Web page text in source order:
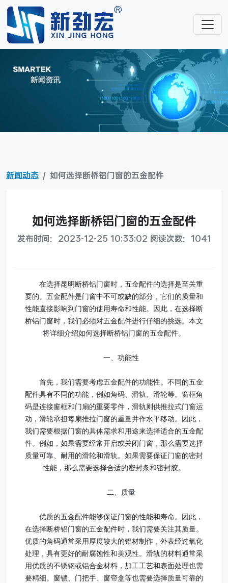
新闻动态 如何选择断桥铝门窗的五金配件
如何选择断桥铝门窗的五金配件
发布时间：2023-12-25 10:33:02 阅读次数：1041
在选择昆明断桥铝门窗时，五金配件的选择是至关重
要的。五金配件是门窗中不可或缺的部分，它们的质量和
性能直接影响到门窗的使用寿命和性能。因此，在选择断
桥铝门窗时，我们必须对五金配件进行仔细的挑选。本文
将详细介绍如何选择断桥铝门窗的五金配件。
一、功能性
首先，我们需要考虑五金配件的功能性。不同的五金
配件具有不同的功能，例如角码、滑轨、滑轮等。窗框角
码是连接窗框和门扇的重要零件，滑轨则供推拉式门窗运
动，滑轮承担每扇推拉门窗的重量并作水平移动。因此，
我们需要根据门窗的具体需求和用途来选择适合的五金配
件。例如，如果需要经常开启或关闭门窗，那么需要选择
质量可靠、耐用的滑轮和滑轨。如果需要保证门窗的密封
性能，那么需要选择合适的密封条和密封胶。
二、质量
优质的五金配件能够保证门窗的性能和寿命。因此，
在选择断桥铝门窗的五金配件时，我们需要关注其质量。
优质的角码通常采用厚度较大的铝材制作，外表经过氧化
处理，具有更好的耐腐蚀性和美观性。滑轨的材料通常采
用优质的不锈钢或铝合金材料，加工工艺和表面处理也需
要精细。窗锁、门把手、窗帘盒等也需要选择质量可靠的